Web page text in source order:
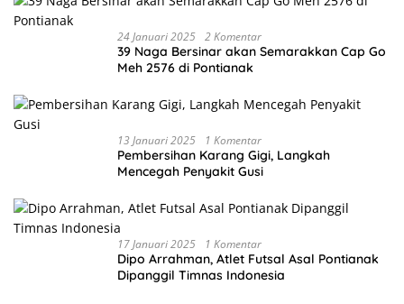
24 Januari 2025 2 Komentar
39 Naga Bersinar akan Semarakkan Cap Go
Meh 2576 di Pontianak
13 Januari 2025 1 Komentar
Pembersihan Karang Gigi, Langkah
Mencegah Penyakit Gusi
17 Januari 2025 1 Komentar
Dipo Arrahman, Atlet Futsal Asal Pontianak
Dipanggil Timnas Indonesia